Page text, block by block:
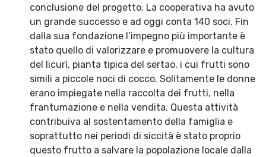
conclusione del progetto. La cooperativa ha avuto
un grande successo e ad oggi conta 140 soci. Fin
dalla sua fondazione l’impegno più importante è
stato quello di valorizzare e promuovere la cultura
del licurì, pianta tipica del sertao, i cui frutti sono
simili a piccole noci di cocco. Solitamente le donne
erano impiegate nella raccolta dei frutti, nella
frantumazione e nella vendita. Questa attività
contribuiva al sostentamento della famiglia e
soprattutto nei periodi di siccità è stato proprio
questo frutto a salvare la popolazione locale dalla